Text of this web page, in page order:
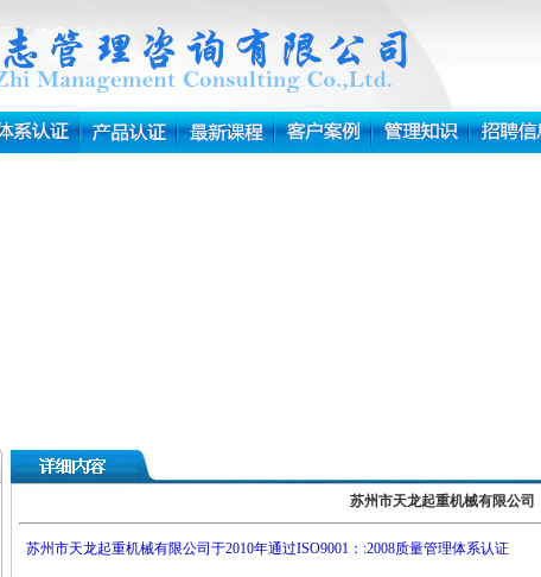
苏州市天龙起重机械有限公司
苏州市天龙起重机械有限公司于2010年通过ISO9001：:2008质量管理体系认证